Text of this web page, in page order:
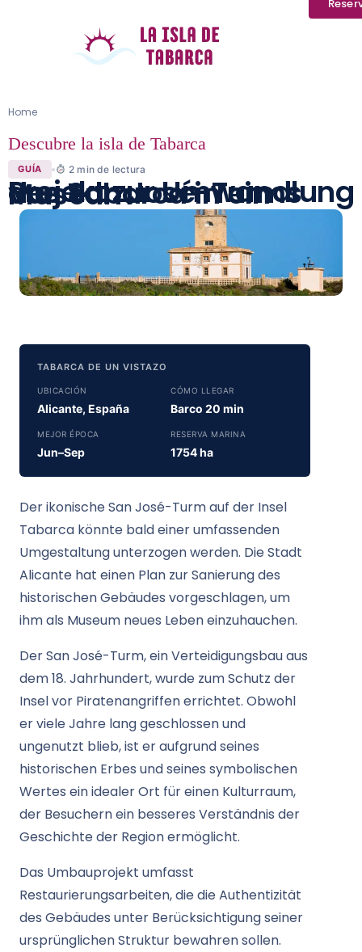
Home
Descubre la isla de Tabarca
GUÍA 2 min de lectura
Projekt zur Umwandlung des San José-Turms von Tabarca in ein Museum
TABARCA DE UN VISTAZO
UBICACIÓN
Alicante, España
CÓMO LLEGAR
Barco 20 min
MEJOR ÉPOCA
Jun–Sep
RESERVA MARINA
1754 ha
Der ikonische San José-Turm auf der Insel
Tabarca könnte bald einer umfassenden
Umgestaltung unterzogen werden. Die Stadt
Alicante hat einen Plan zur Sanierung des
historischen Gebäudes vorgeschlagen, um
ihm als Museum neues Leben einzuhauchen.
Der San José-Turm, ein Verteidigungsbau aus
dem 18. Jahrhundert, wurde zum Schutz der
Insel vor Piratenangriffen errichtet. Obwohl
er viele Jahre lang geschlossen und
ungenutzt blieb, ist er aufgrund seines
historischen Erbes und seines symbolischen
Wertes ein idealer Ort für einen Kulturraum,
der Besuchern ein besseres Verständnis der
Geschichte der Region ermöglicht.
Das Umbauprojekt umfasst
Restaurierungsarbeiten, die die Authentizität
des Gebäudes unter Berücksichtigung seiner
ursprünglichen Struktur bewahren sollen.